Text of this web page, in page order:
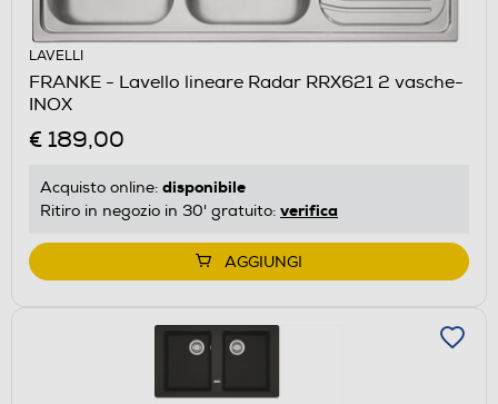
LAVELLI
FRANKE - Lavello lineare Radar RRX621 2 vasche-
INOX
€ 189,00
Acquisto online: disponibile
Ritiro in negozio in 30' gratuito: verifica
AGGIUNGI